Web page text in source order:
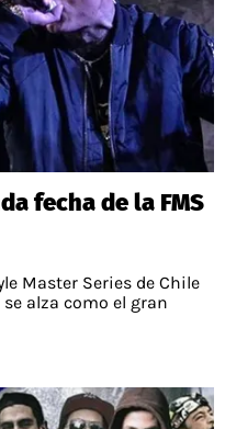
fecha de la FMS
Master Series de Chile
alza como el gran